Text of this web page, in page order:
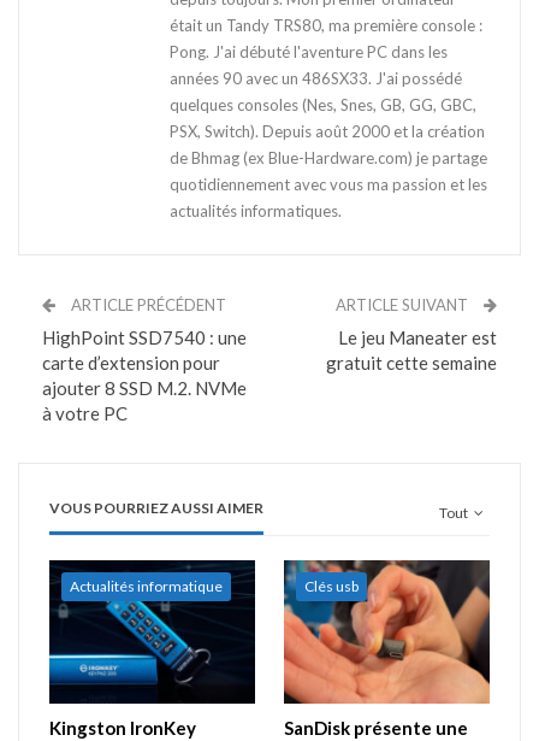
était un Tandy TRS80, ma première console :
Pong. J'ai débuté l'aventure PC dans les
années 90 avec un 486SX33. J'ai possédé
quelques consoles (Nes, Snes, GB, GG, GBC,
PSX, Switch). Depuis août 2000 et la création
de Bhmag (ex Blue-Hardware.com) je partage
quotidiennement avec vous ma passion et les
actualités informatiques.
ARTICLE PRÉCÉDENT
HighPoint SSD7540 : une
carte d’extension pour
ajouter 8 SSD M.2. NVMe
à votre PC
ARTICLE SUIVANT
Le jeu Maneater est
gratuit cette semaine
Tout
VOUS POURRIEZ AUSSI AIMER
Actualités informatique
Kingston IronKey
Clés usb
SanDisk présente une